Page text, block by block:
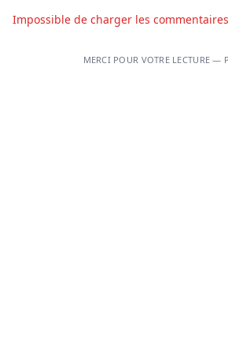
Impossible de charger les
MERCI POUR VOTRE LECTURE —